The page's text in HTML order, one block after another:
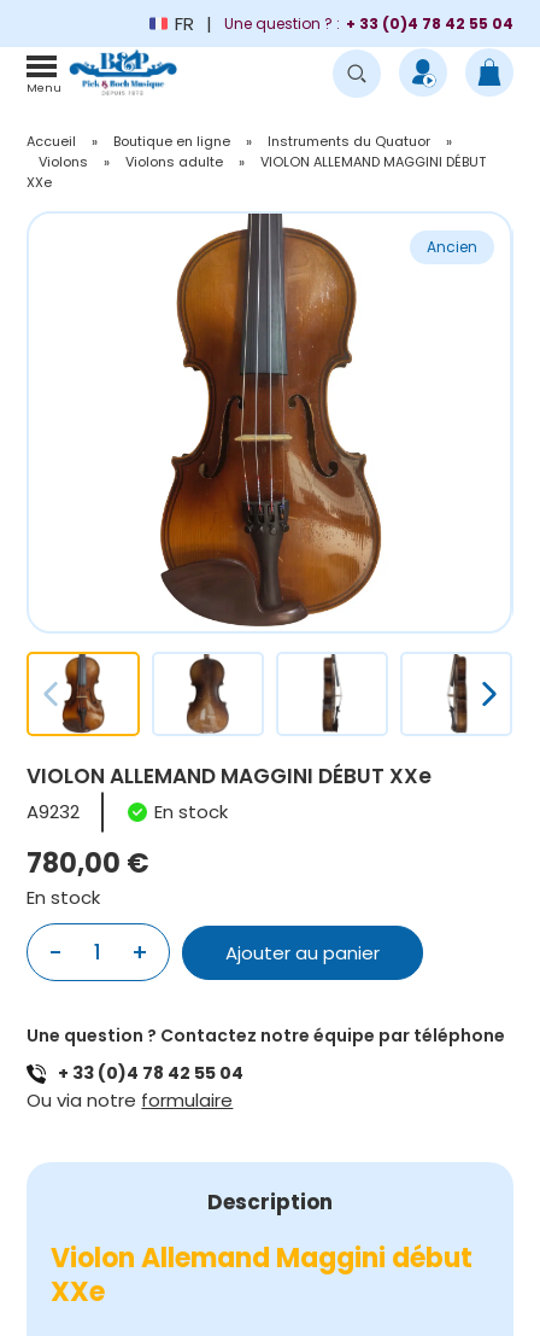
FR Une question ? : + 33 (0)4 78 42 55 04
Menu
Accueil » Boutique en ligne » Instruments du Quatuor
»
Violons
» Violons adulte »
VIOLON ALLEMAND MAGGINI DÉBUT
XXe
Ancien
VIOLON ALLEMAND MAGGINI DÉBUT XXe
A9232 En stock
780,00 €
En stock
-
quantité
ALLEMAND
MAGGINI
DÉBUT
1 + Ajouter au panier
Une question ? Contactez notre équipe par téléphone
+ 33 (0)4 78 42 55 04
Ou via notre formulaire
Description
Violon Allemand Maggini début
XXe